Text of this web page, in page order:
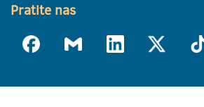
Pratite nas